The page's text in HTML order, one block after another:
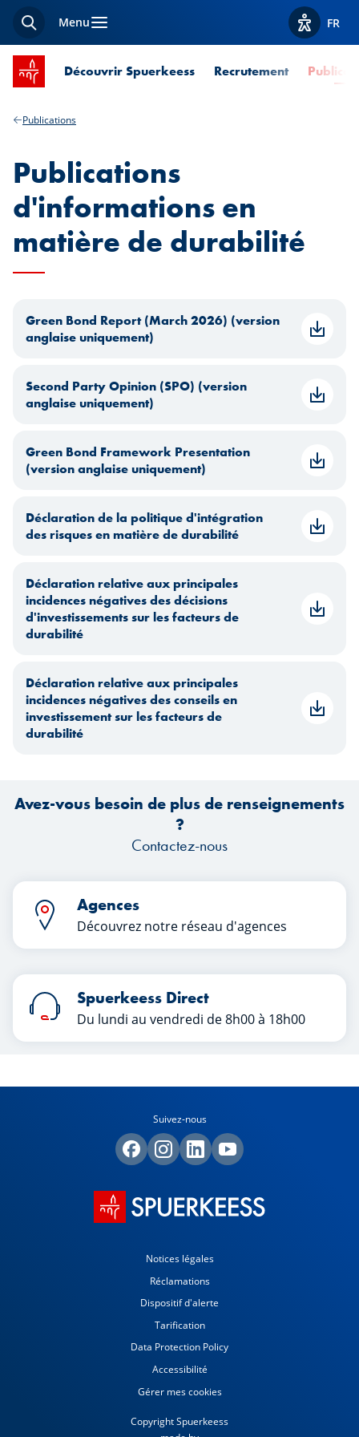
Recherche
Menu Afficher
FR
Accueil SPUERKEESS
Découvrir Spuerkeess Recrutement
Publications
Publications
d'informations en
matière de durabilité
Green Bond Report (March 2026) (version
anglaise uniquement)
Second Party Opinion (SPO) (version
anglaise uniquement)
Green Bond Framework Presentation
(version anglaise uniquement)
Déclaration de la politique d'intégration
des risques en matière de durabilité
Déclaration relative aux principales
incidences négatives des décisions
d'investissements sur les facteurs de
durabilité
Déclaration relative aux principales
incidences négatives des conseils en
investissement sur les facteurs de
durabilité
Avez-vous besoin de plus de renseignements
?
Contactez-nous
Agences
Découvrez notre réseau d'agences
Spuerkeess Direct
Du lundi au vendredi de 8h00 à 18h00
Suivez-nous
Notices légales
Réclamations
Dispositif d'alerte
Tarification
Data Protection Policy
Accessibilité
Gérer mes cookies
Copyright Spuerkeess